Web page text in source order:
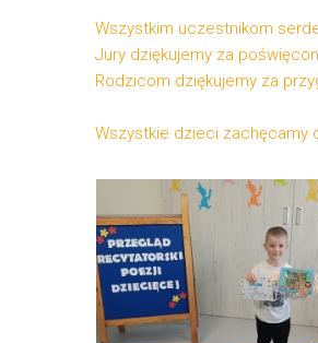
Wszystkim uczestnikom
Jury dziękujemy za
Rodzicom dziękujemy za
Wszystkie dzieci zachęcamy